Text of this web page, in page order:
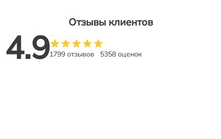
Отзывы клиентов
4.91799 отзывов 5358 оценок